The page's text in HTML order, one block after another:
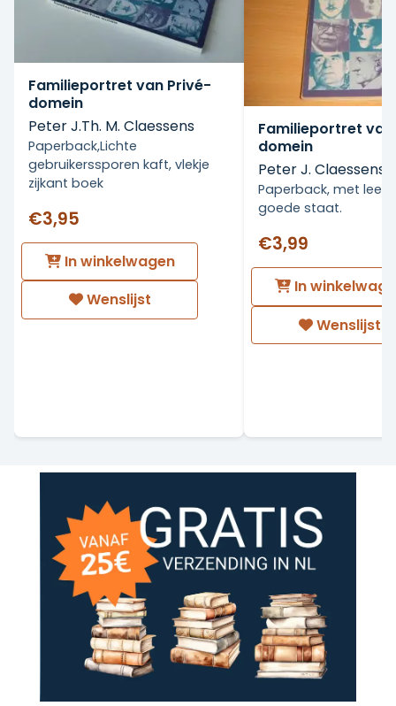
Familieportret van Privé-
domein
Peter J.Th. M. Claessens
Paperback,Lichte
gebruikerssporen kaft, vlekje
zijkant boek
€3,95
In winkelwagen
Wenslijst
Familieportret
domein
Peter J. Claessens
Paperback, met
goede staat.
€3,99
In
Wenslijst